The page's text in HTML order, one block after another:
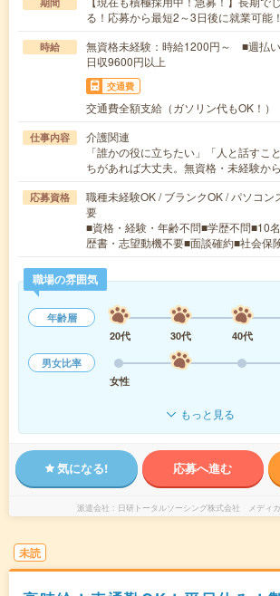
る！応募から最短2～3日後に就業可能！
時給
無資格未経験：時給1200円～ ■週
日収9600円以上
交通費
交通費全額支給（ガソリン代もOK！）
仕事内容
介護関連
「誰かの役に立ちたい」「人と話すこ
ちがあれば大丈夫。無資格・未経験か
応募資格
職種未経験OK / ブランクOK / パソコン
要
■資格・経験・年齢不問■学歴不問■10
歴書・志望動機不要■面談確約■社会保
職場の雰囲気
年齢層
20代
30代 40代
男女比率
女性
もっと見る
気になる! 応募へ進む
派遣会社 日研トータルソーシング株式会社 メディ
未読